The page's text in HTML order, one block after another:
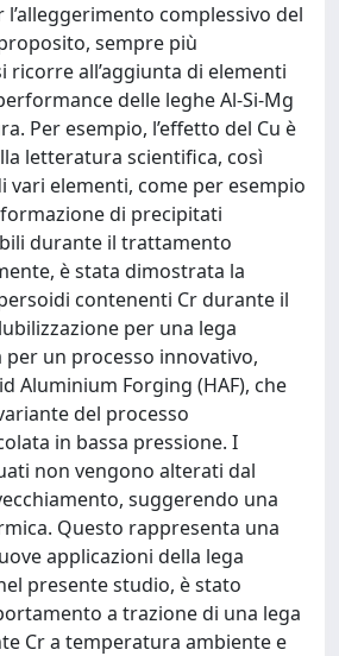
complessivo del
sempre più
all’aggiunta di elementi
delle leghe Al-Si-Mg
Per esempio, l’effetto del Cu è
letteratura scientifica, così
vari elementi, come per esempio
formazione di precipitati
durante il trattamento
è stata dimostrata la
contenenti Cr durante il
per una lega
per un processo innovativo,
Aluminium Forging (HAF), che
del processo
in bassa pressione. I
non vengono alterati dal
suggerendo una
Questo rappresenta una
applicazioni della lega
presente studio, è stato
a trazione di una lega
Cr a temperatura ambiente e